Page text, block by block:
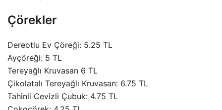
Çörekler
Dereotlu Ev Çöreği: 5.25 TL
Ayçöreği: 5 TL
Tereyağlı Kruvasan 6 TL
Çikolatalı Tereyağlı Kruvasan: 6.75 TL
Tahinli Cevizli Çubuk: 4.75 TL